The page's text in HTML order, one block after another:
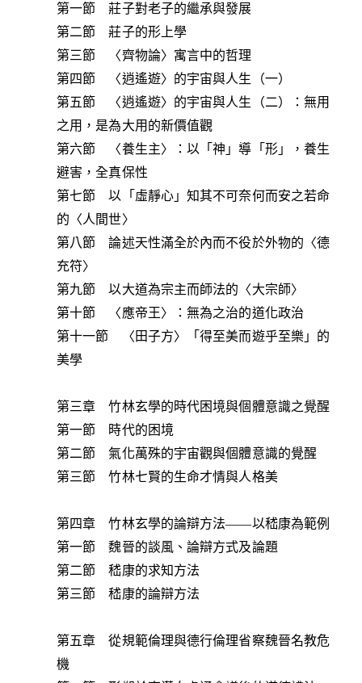
第一節 莊子對老子的繼承與發展
第二節 莊子的形上學
第三節 〈齊物論〉寓言中的哲理
第四節 〈逍遙遊〉的宇宙與人生（一）
第五節 〈逍遙遊〉的宇宙與人生（二）：無用
之用，是為大用的新價值觀
第六節 〈養生主〉：以「神」導「形」，養生
避害，全真保性
第七節 以「虛靜心」知其不可奈何而安之若命
的〈人間世〉
第八節 論述天性滿全於內而不役於外物的〈德
充符〉
第九節 以大道為宗主而師法的〈大宗師〉
第十節 〈應帝王〉：無為之治的道化政治
第十一節 〈田子方〉「得至美而遊乎至樂」的
美學
第三章 竹林玄學的時代困境與個體意識之覺醒
第一節 時代的困境
第二節 氣化萬殊的宇宙觀與個體意識的覺醒
第三節 竹林七賢的生命才情與人格美
第四章 竹林玄學的論辯方法——以嵇康為範例
第一節 魏晉的談風、論辯方式及論題
第二節 嵇康的求知方法
第三節 嵇康的論辯方法
第五章 從規範倫理與德行倫理省察魏晉名教危
機